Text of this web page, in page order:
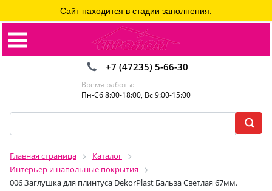
+7 (47235) 5-66-30
Время работы:
Пн-Сб 8:00-18:00, Вс 9:00-15:00
Главная страница
Каталог
Интерьер и напольные покрытия
006 Заглушка для плинтуса DekorPlast Бальза Светлая 67мм.
Сайт находится в стадии заполнения.